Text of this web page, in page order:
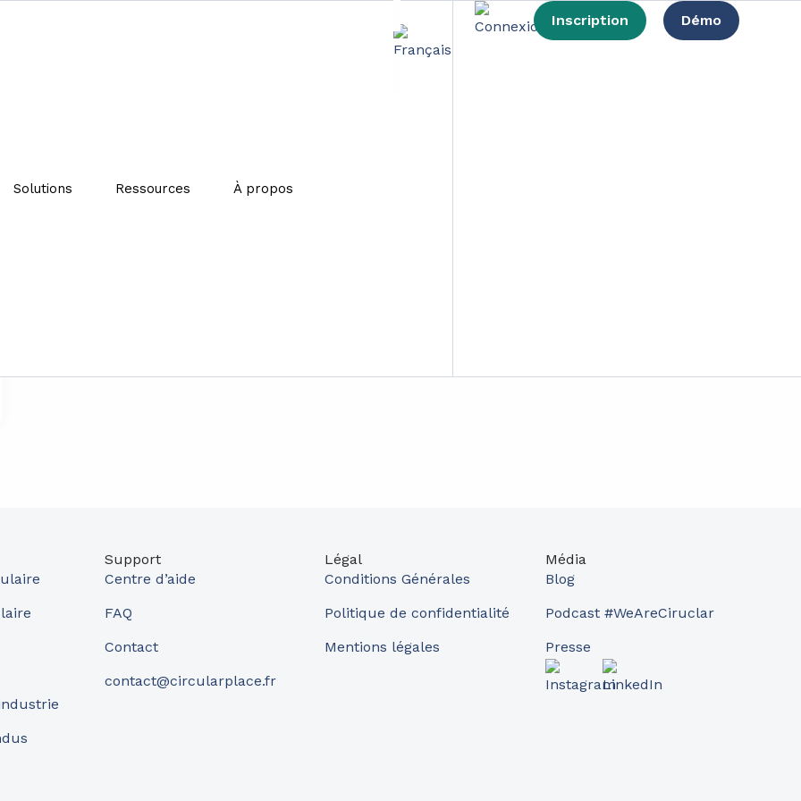
Solutions Ressources À propos
Inscription Démo
Support
Centre d’aide
FAQ
Contact
contact@circularplace.fr
Légal
Conditions Générales
Politique de confidentialité
Mentions légales
Média
Blog
Podcast #WeAreCiruclar
Presse